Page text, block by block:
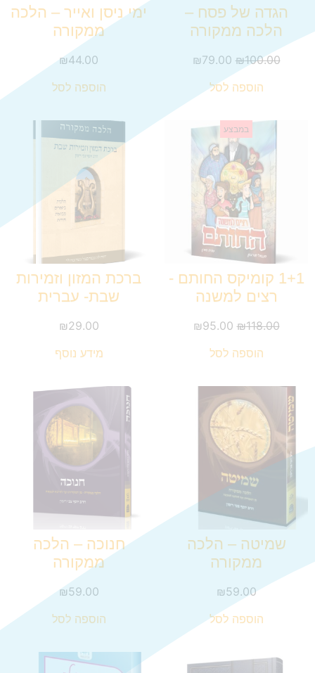
הגדה של פסח –
הלכה ממקורה
₪100.00
₪79.00
הוספה לסל
ימי ניסן ואייר – הלכה
ממקורה
₪44.00
הוספה לסל
במבצע
1+1 קומיקס החותם -
רצים למשנה
₪118.00
₪95.00
הוספה לסל
ברכת המזון וזמירות
שבת- עברית
₪29.00
מידע נוסף
שמיטה – הלכה
ממקורה
₪59.00
הוספה לסל
חנוכה – הלכה
ממקורה
₪59.00
הוספה לסל